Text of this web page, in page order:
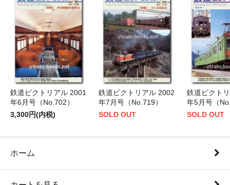
鉄道ピクトリアル 2001
年6月号（No.702）
3,300円(内税)
鉄道ピクトリアル 2002
年7月号（No.719）
SOLD OUT
鉄道ピクト
年5月号（
SOLD OUT
ホーム